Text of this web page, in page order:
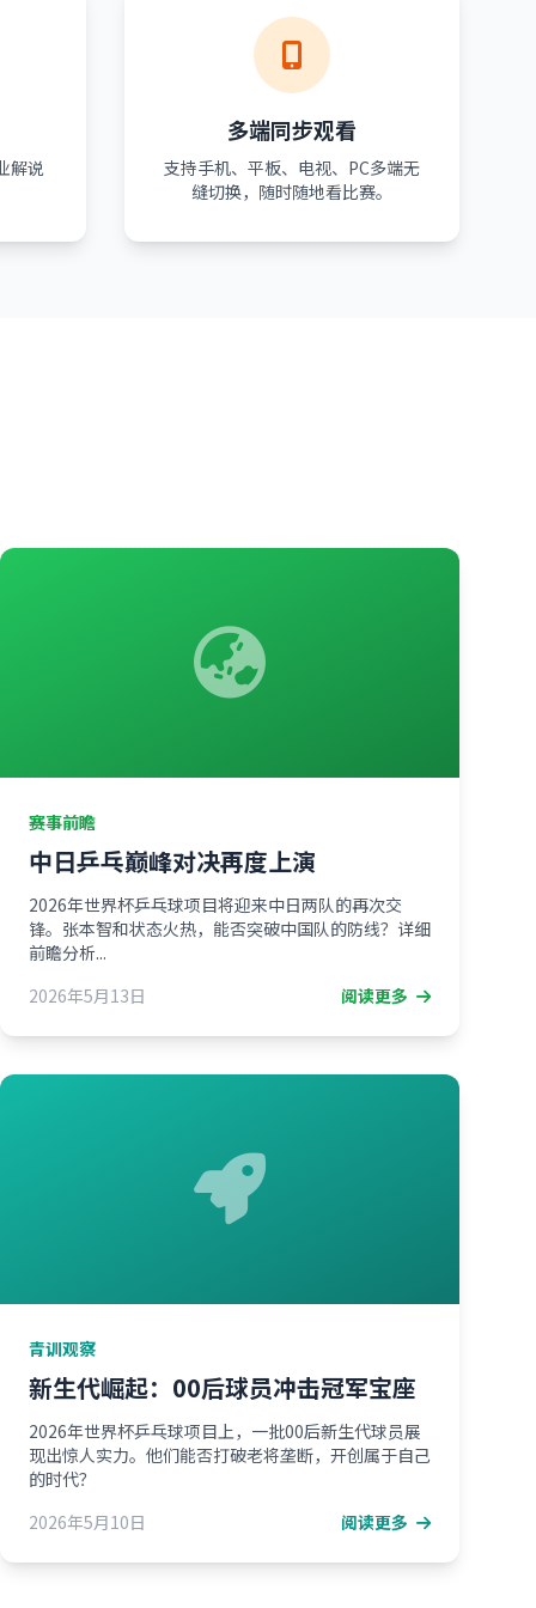
解说
多端同步观看
支持手机、平板、电视、PC多端无
缝切换，随时随地看比赛。
赛事前瞻
中日乒乓巅峰对决再度上演
2026年世界杯乒乓球项目将迎来中日两队的再次交
锋。张本智和状态火热，能否突破中国队的防线？详细
前瞻分析...
2026年5月13日
阅读更多
青训观察
新生代崛起：00后球员冲击冠军宝座
2026年世界杯乒乓球项目上，一批00后新生代球员展
现出惊人实力。他们能否打破老将垄断，开创属于自己
的时代？
2026年5月10日
阅读更多